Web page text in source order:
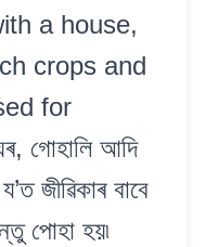
a house,
crops and
for
গোহালি আদি
জীৱিকাৰ বাবে
পোহা হয়৷